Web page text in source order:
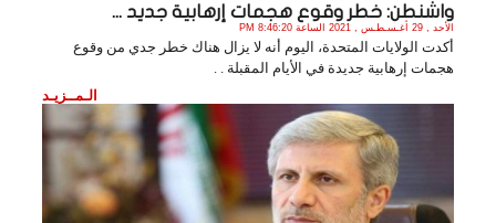
واشنطن: خطر وقوع هجمات إرهابية جديد ...
الأحد , 29 أغـسـطـس , 2021 الساعة 8:46:20 PM
أكدت الولايات المتحدة، اليوم أنه لا يزال هناك خطر جدي من وقوع
هجمات إرهابية جديدة في الأيام المقبلة . .
الـمــزيـد